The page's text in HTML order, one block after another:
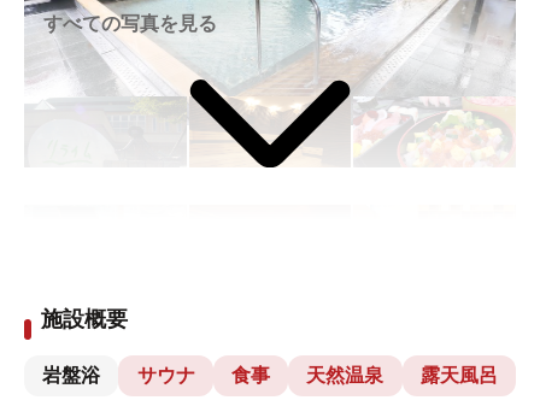
すべての写真を見る
施設概要
岩盤浴 サウナ 食事 天然温泉 露天風呂